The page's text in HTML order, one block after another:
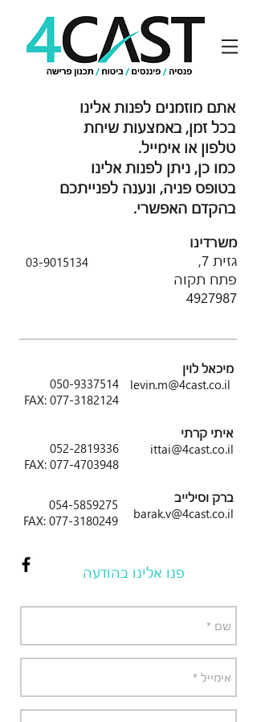
אתם מוזמנים לפנות אלינו
בכל זמן, באמצעות שיחת
טלפון או אימייל.
כמו כן, ניתן לפנות אלינו
בטופס פניה, ונענה לפנייתכם
בהקדם האפשרי.
פנו אלינו בהודעה
משרדינו
גזית 7,
פתח תקוה
4927987
03-9015134
מיכאל לוין
levin.m@4cast.co.il
050-9337514
FAX: 077-3182124
איתי קרתי
ittai@4cast.co.il
052-2819336
FAX: 077-4703948
054-5859275
FAX: 077-3180249
ברק וסילייב
barak.v@4cast.co.il